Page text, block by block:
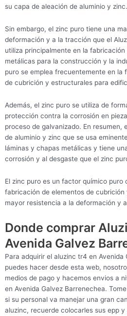
su capa de aleación de aluminio y zinc.
Sin embargo, el zinc puro tiene una
deformación y a la tracción que el
utiliza principalmente en la
metálicas para la construcción y la
puro se emplea frecuentemente en la
de cubrición y estructurales para
Además, el zinc puro se utiliza de
protección contra la corrosión en
proceso de galvanizado. En resumen,
de aluminio y zinc que se usa
láminas y chapas metálicas y tiene
corrosión y al desgaste que el zinc
El zinc puro es un factor químico puro
fabricación de elementos de
mayor resistencia a la deformación y
Donde comprar
Avenida Galvez
Para adquirir el aluzinc tr4 en Avenida
puedes hacer desde esta web,
medios de pago y hacemos envios a
en Avenida Galvez Barrenechea.
si su personal va manejar una gran
aluzinc, recuerde colocarles sus epp y